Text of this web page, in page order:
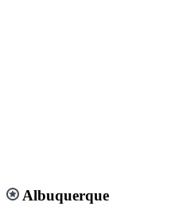
Albuquerque